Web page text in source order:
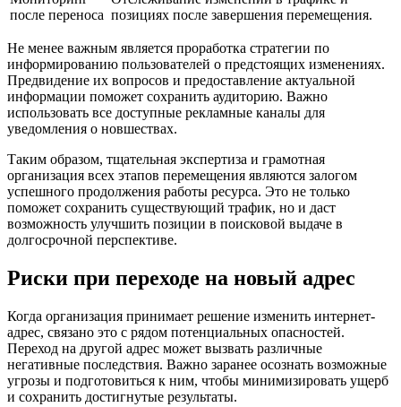
после переноса позициях после завершения перемещения.
Не менее важным является проработка стратегии по
информированию пользователей о предстоящих изменениях.
Предвидение их вопросов и предоставление актуальной
информации поможет сохранить аудиторию. Важно
использовать все доступные рекламные каналы для
уведомления о новшествах.
Таким образом, тщательная экспертиза и грамотная
организация всех этапов перемещения являются залогом
успешного продолжения работы ресурса. Это не только
поможет сохранить существующий трафик, но и даст
возможность улучшить позиции в поисковой выдаче в
долгосрочной перспективе.
Риски при переходе на новый адрес
Когда организация принимает решение изменить интернет-
адрес, связано это с рядом потенциальных опасностей.
Переход на другой адрес может вызвать различные
негативные последствия. Важно заранее осознать возможные
угрозы и подготовиться к ним, чтобы минимизировать ущерб
и сохранить достигнутые результаты.